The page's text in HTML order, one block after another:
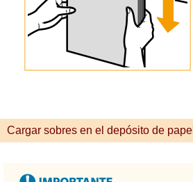
Cargar sobres en el depósito de papel